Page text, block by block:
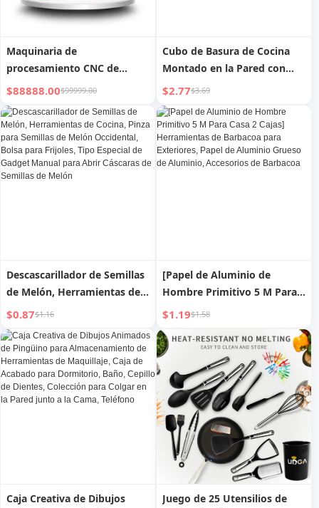
Maquinaria de
procesamiento CNC de
grafito, herramientas de
máquina CNC de grafito S-
500V
$88888.00$99999.00
Cubo de Basura de Cocina
Montado en la Pared con
Limpiaparabrisas para
Herramientas de Limpieza
del Hogar Herramientas
Especiales de Hotel
Almacenamiento de Basura
$2.77$3.69
Descascarillador de Semillas
de Melón, Herramientas de
Cocina, Pinza para Semillas
de Melón Occidental, Bolsa
para Frijoles, Tipo Especial
de Gadget Manual para Abrir
Cáscaras de Semillas de
Melón
$0.87$1.16
[Papel de Aluminio de
Hombre Primitivo 5 M Para
Casa 2 Cajas] Herramientas
de Barbacoa para Exteriores,
Papel de Aluminio Grueso de
Aluminio, Accesorios de
Barbacoa
$1.19$1.58
Caja Creativa de Dibujos
Juego de 25 Utensilios de